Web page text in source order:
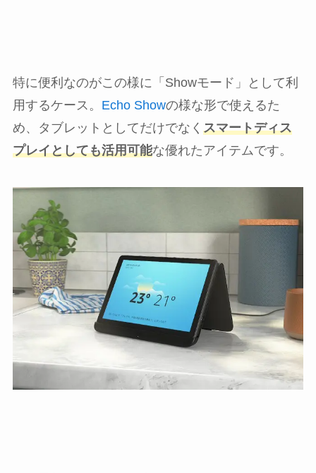
特に便利なのがこの様に「Showモード」として利
用するケース。 Echo Showの様な形で使えるた
め、タブレットとしてだけでなく スマートディス
プレイとしても活用可能な優れたアイテムです。